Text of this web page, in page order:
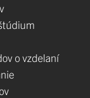
o vzdelaní